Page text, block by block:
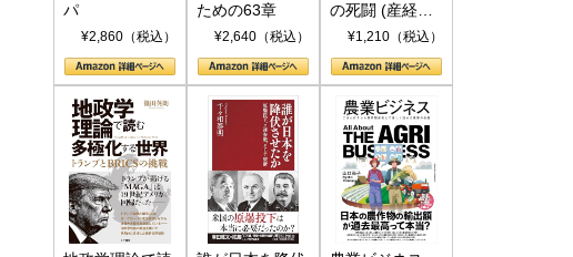
パ
¥2,860（税込）
ための63章
¥2,640（税込）
の死闘 (産経セ
レクト S 039)
¥1,210（税込）